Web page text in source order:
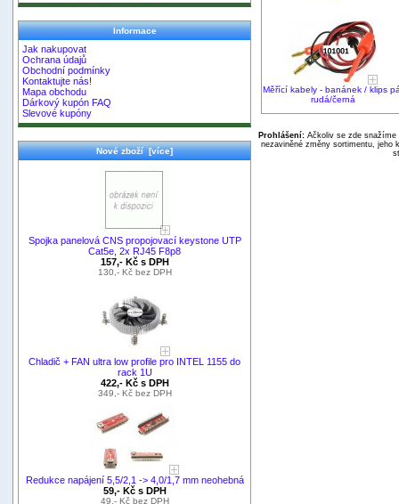
Informace
Jak nakupovat
Ochrana údajů
Obchodní podmínky
Kontaktujte nás!
Mapa obchodu
Dárkový kupón FAQ
Slevové kupóny
Nové zboží [více]
Spojka panelová CNS propojovací keystone UTP
Cat5e, 2x RJ45 F8p8
157,- Kč s DPH
130,- Kč bez DPH
Chladič + FAN ultra low profile pro INTEL 1155 do
rack 1U
422,- Kč s DPH
349,- Kč bez DPH
Redukce napájení 5,5/2,1 -> 4,0/1,7 mm neohebná
59,- Kč s DPH
49,- Kč bez DPH
Měřící kabely - banánek / klips
rudá/černá
Prohlášení:Ačkoliv se zde snažíme
nezaviněné změny sortimentu, jeho